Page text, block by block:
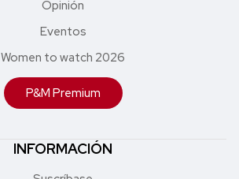
Opinión
Eventos
Women to watch 2026
P&M Premium
INFORMACIÓN